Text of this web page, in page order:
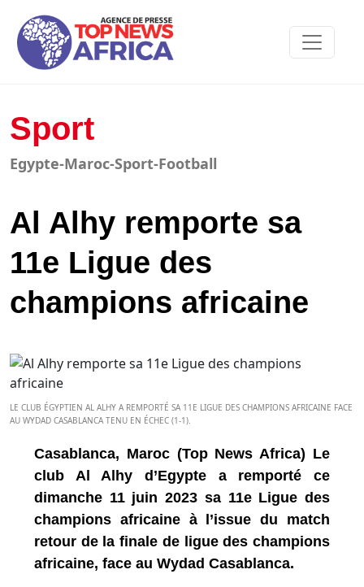
Sport
Egypte-Maroc-Sport-Football
Al Alhy remporte sa
11e Ligue des
champions africaine
LE CLUB ÉGYPTIEN AL ALHY A REMPORTÉ SA 11E LIGUE DES CHAMPIONS AFRICAINE FACE
AU WYDAD CASABLANCA TENU EN ÉCHEC (1-1).
Casablanca, Maroc (Top News Africa) Le
club Al Alhy d’Egypte a remporté ce
dimanche 11 juin 2023 sa 11e Ligue des
champions africaine à l’issue du match
retour de la finale de ligue des champions
africaine, face au Wydad Casablanca.